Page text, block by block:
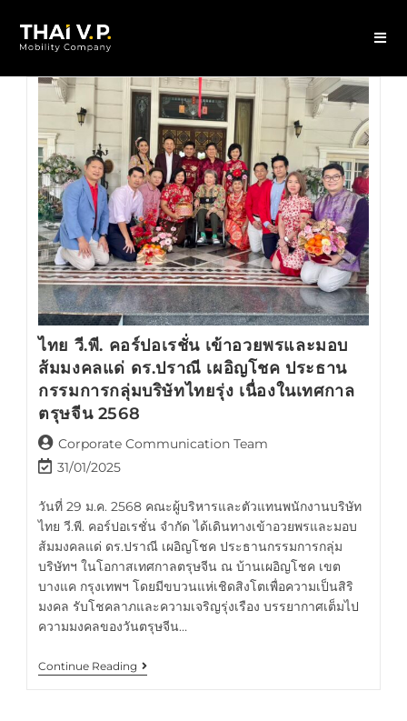
ไทย วี.พี. คอร์ปอเรชั่น เข้าอวยพรและมอบ
ส้มมงคลแด่ ดร.ปราณี เผอิญโชค ประธาน
กรรมการกลุ่มบริษัทไทยรุ่ง เนื่องในเทศกาล
ตรุษจีน 2568
Corporate Communication Team
31/01/2025
วันที่ 29 ม.ค. 2568 คณะผู้บริหารและตัวแทนพนักงานบริษัท
ไทย วี.พี. คอร์ปอเรชั่น จำกัด ได้เดินทางเข้าอวยพรและมอบ
ส้มมงคลแด่ ดร.ปราณี เผอิญโชค ประธานกรรมการกลุ่ม
บริษัทฯ ในโอกาสเทศกาลตรุษจีน ณ บ้านเผอิญโชค เขต
บางแค กรุงเทพฯ โดยมีขบวนแห่เชิดสิงโตเพื่อความเป็นสิริ
มงคล รับโชคลาภและความเจริญรุ่งเรือง บรรยากาศเต็มไป
ความมงคลของวันตรุษจีน…
Continue Reading